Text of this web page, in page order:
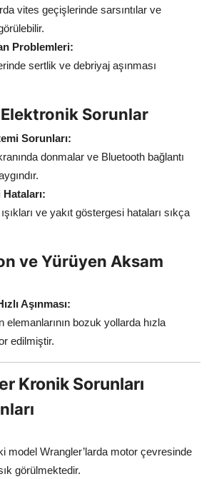
vites geçişlerinde sarsıntılar ve
Problemleri:
sertlik ve debriyaj aşınması
Sorunlar
Sorunları:
donmalar ve Bluetooth bağlantı
ve yakıt göstergesi hataları sıkça
ve Yürüyen Aksam
Aşınması:
elemanlarının bozuk yollarda hızla
edilmiştir.
Kronik Sorunları
model Wrangler’larda motor çevresinde
görülmektedir.